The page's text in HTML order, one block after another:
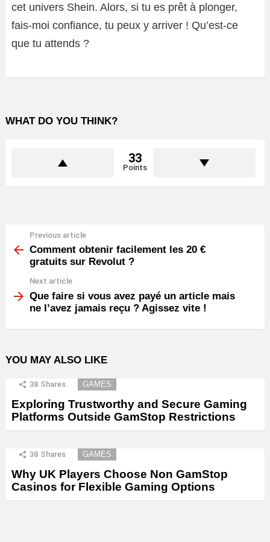
cet univers Shein. Alors, si tu es prêt à plonger,
fais-moi confiance, tu peux y arriver ! Qu’est-ce
que tu attends ?
WHAT DO YOU THINK?
33
Points
more
Previous article
Comment obtenir facilement les 20 €
gratuits sur Revolut ?
Next article
Que faire si vous avez payé un article mais
ne l’avez jamais reçu ? Agissez vite !
YOU MAY ALSO LIKE
38 Shares GAMES
Exploring Trustworthy and Secure Gaming
Platforms Outside GamStop Restrictions
38 Shares GAMES
Why UK Players Choose Non GamStop
Casinos for Flexible Gaming Options